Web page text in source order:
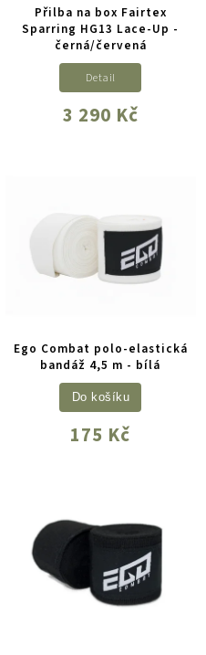
Přilba na box Fairtex
Sparring HG13 Lace-Up -
černá/červená
3 290 Kč
Detail
Ego Combat polo-elastická
bandáž 4,5 m - bílá
175 Kč
Do košíku